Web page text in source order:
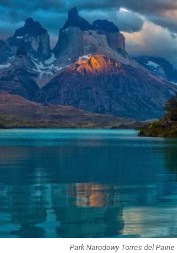
Park Narodowy Torres del Paine